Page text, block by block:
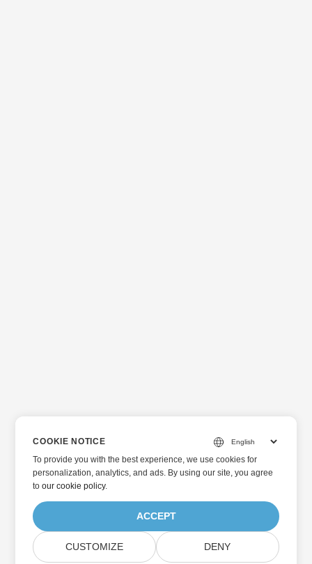
COOKIE NOTICE
To provide you with the best experience, we use cookies for
personalization, analytics, and ads. By using our site, you agree
toour cookie policy.
ACCEPT
CUSTOMIZE DENY